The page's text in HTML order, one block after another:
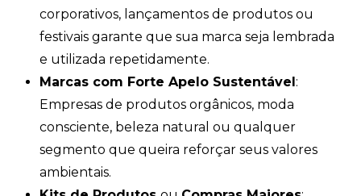
corporativos, lançamentos de produtos ou
festivais garante que sua marca seja lembrada
e utilizada repetidamente.
Marcas com Forte Apelo Sustentável:
Empresas de produtos orgânicos, moda
consciente, beleza natural ou qualquer
segmento que queira reforçar seus valores
ambientais.